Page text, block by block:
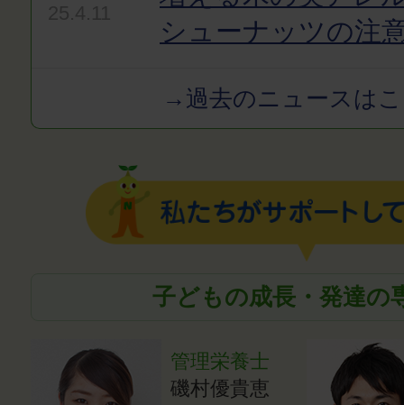
シューナッツの注
→過去のニュースは
子どもの成長・発達の
管理栄養士
磯村優貴恵